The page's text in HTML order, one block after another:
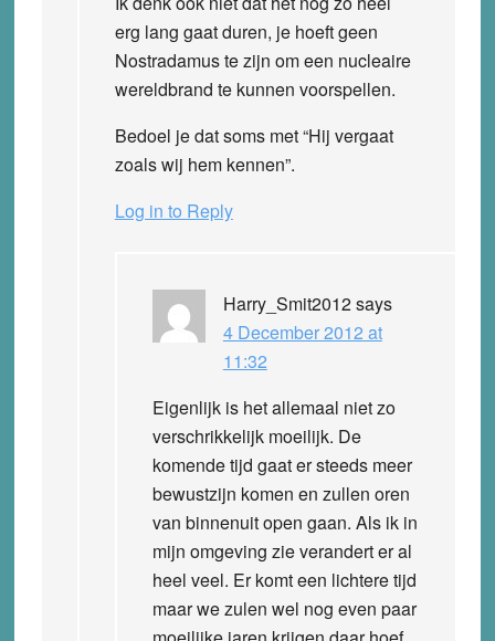
erg lang gaat duren, je hoeft geen
Nostradamus te zijn om een nucleaire
wereldbrand te kunnen voorspellen.
Bedoel je dat soms met “Hij vergaat
zoals wij hem kennen”.
Log in to Reply
Harry_Smit2012says
4 December 2012 at
11:32
Eigenlijk is het allemaal niet zo
verschrikkelijk moeilijk. De
komende tijd gaat er steeds meer
bewustzijn komen en zullen oren
van binnenuit open gaan. Als ik in
mijn omgeving zie verandert er al
heel veel. Er komt een lichtere tijd
maar we zulen wel nog even paar